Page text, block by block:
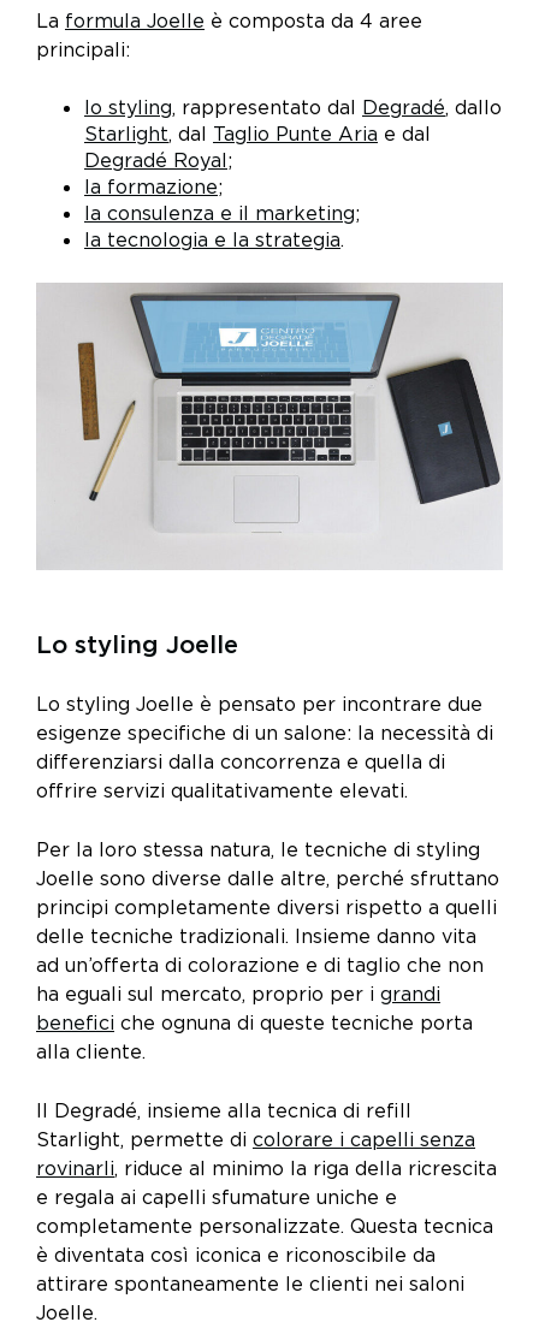
La formula Joelle è composta da 4 aree
principali:
lo styling, rappresentato dal Degradé, dallo
Starlight, dal Taglio Punte Aria e dal
Degradé Royal;
la formazione;
la consulenza e il marketing;
la tecnologia e la strategia.
Lo styling Joelle
Lo styling Joelle è pensato per incontrare due
esigenze specifiche di un salone: la necessità di
differenziarsi dalla concorrenza e quella di
offrire servizi qualitativamente elevati.
Per la loro stessa natura, le tecniche di styling
Joelle sono diverse dalle altre, perché sfruttano
principi completamente diversi rispetto a quelli
delle tecniche tradizionali. Insieme danno vita
ad un’offerta di colorazione e di taglio che non
ha eguali sul mercato, proprio per i grandi
benefici che ognuna di queste tecniche porta
alla cliente.
Il Degradé, insieme alla tecnica di refill
Starlight, permette di colorare i capelli senza
rovinarli, riduce al minimo la riga della ricrescita
e regala ai capelli sfumature uniche e
completamente personalizzate. Questa tecnica
è diventata così iconica e riconoscibile da
attirare spontaneamente le clienti nei saloni
Joelle.